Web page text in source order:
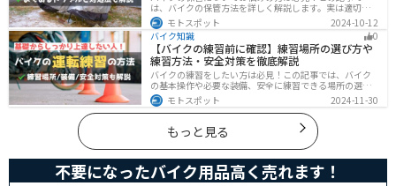
は、バイクの保管方法を詳しく解説します。実は適切に
保管しなければ、バイクの状態を悪化させる恐れがあり
ます。記事を参考にすれば、バイクを状態良く長持ちさ
せることが可能です。
モトスポット
2024-10-12
バイク知識
0
【バイクの練習前に確認】練習場所の選び方や
練習方法・安全対策を徹底解説
バイクの練習をしたい方は必見！この記事では、バイク
の基本操作や必要な装備、安全に練習できる場所の選び
方や練習方法を解説しています。実は、バイクの点検や
整備、基本的な練習をバランスよく行うことが大切で
す。この記事を読めば、安全で快適にバイク練習を行う
方法がわかります。
モトスポット 2024-11-30
もっと見る
不要になったバイク用品高く売れます！